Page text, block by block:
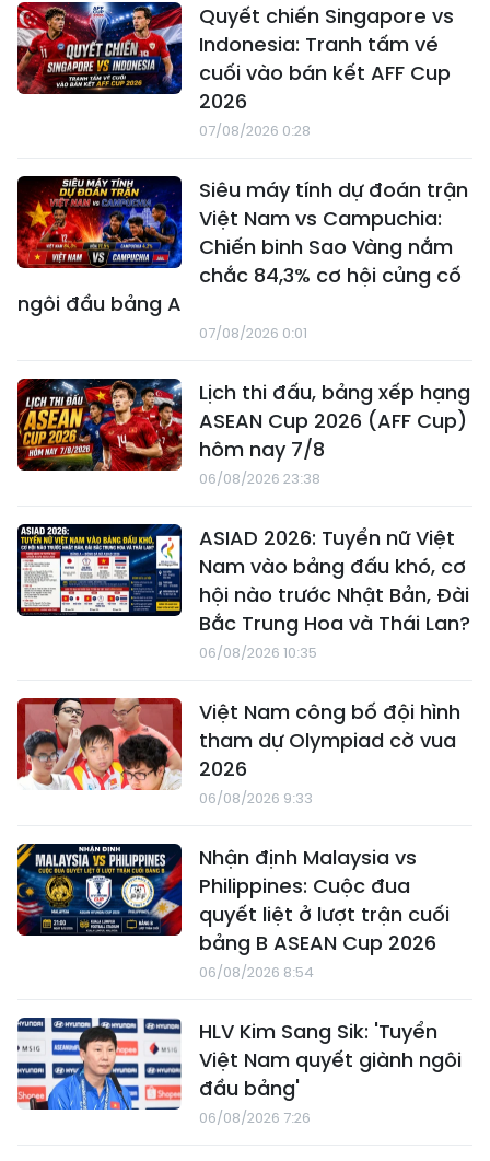
Quyết chiến Singapore vs
Indonesia: Tranh tấm vé
cuối vào bán kết AFF Cup
2026
07/08/2026 0:28
Siêu máy tính dự đoán trận
Việt Nam vs Campuchia:
Chiến binh Sao Vàng nắm
chắc 84,3% cơ hội củng cố
ngôi đầu bảng A
07/08/2026 0:01
Lịch thi đấu, bảng xếp hạng
ASEAN Cup 2026 (AFF Cup)
hôm nay 7/8
06/08/2026 23:38
ASIAD 2026: Tuyển nữ Việt
Nam vào bảng đấu khó, cơ
hội nào trước Nhật Bản, Đài
Bắc Trung Hoa và Thái Lan?
06/08/2026 10:35
Việt Nam công bố đội hình
tham dự Olympiad cờ vua
2026
06/08/2026 9:33
Nhận định Malaysia vs
Philippines: Cuộc đua
quyết liệt ở lượt trận cuối
bảng B ASEAN Cup 2026
06/08/2026 8:54
HLV Kim Sang Sik: 'Tuyển
Việt Nam quyết giành ngôi
đầu bảng'
06/08/2026 7:26